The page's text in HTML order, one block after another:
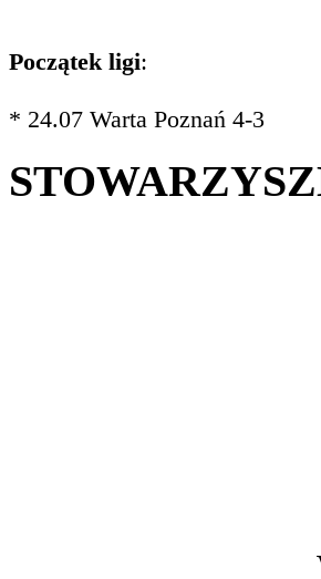
Początek ligi:
* 24.07 Warta Poznań 4-3